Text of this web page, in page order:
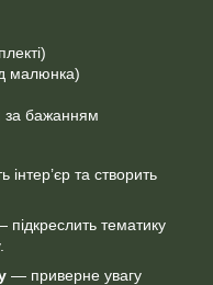
малюнка)
за бажанням
та створить
підкреслить тематику
— приверне увагу